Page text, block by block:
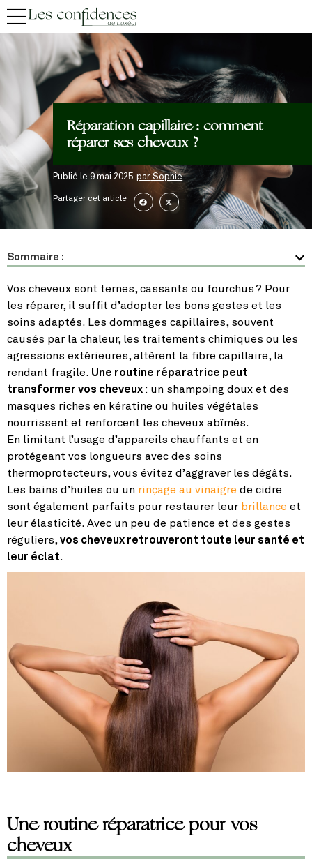
Réparation capillaire : comment
réparer ses cheveux ?
Publié le9 mai 2025 par Sophie
Partager cet article
Sommaire :
Vos cheveux sont ternes, cassants ou fourchus ? Pour
les réparer, il suffit d’adopter les bons gestes et les
soins adaptés. Les dommages capillaires, souvent
causés par la chaleur, les traitements chimiques ou les
agressions extérieures, altèrent la fibre capillaire, la
rendant fragile. Une routine réparatrice peut
transformer vos cheveux : un shampoing doux et des
masques riches en kératine ou huiles végétales
nourrissent et renforcent les cheveux abîmés.
En limitant l’usage d’appareils chauffants et en
protégeant vos longueurs avec des soins
thermoprotecteurs, vous évitez d’aggraver les dégâts.
Les bains d’huiles ou un rinçage au vinaigre de cidre
sont également parfaits pour restaurer leur brillance et
leur élasticité. Avec un peu de patience et des gestes
réguliers,vos cheveux retrouveront toute leur santé et
leur éclat.
Une routine réparatrice pour vos
cheveux